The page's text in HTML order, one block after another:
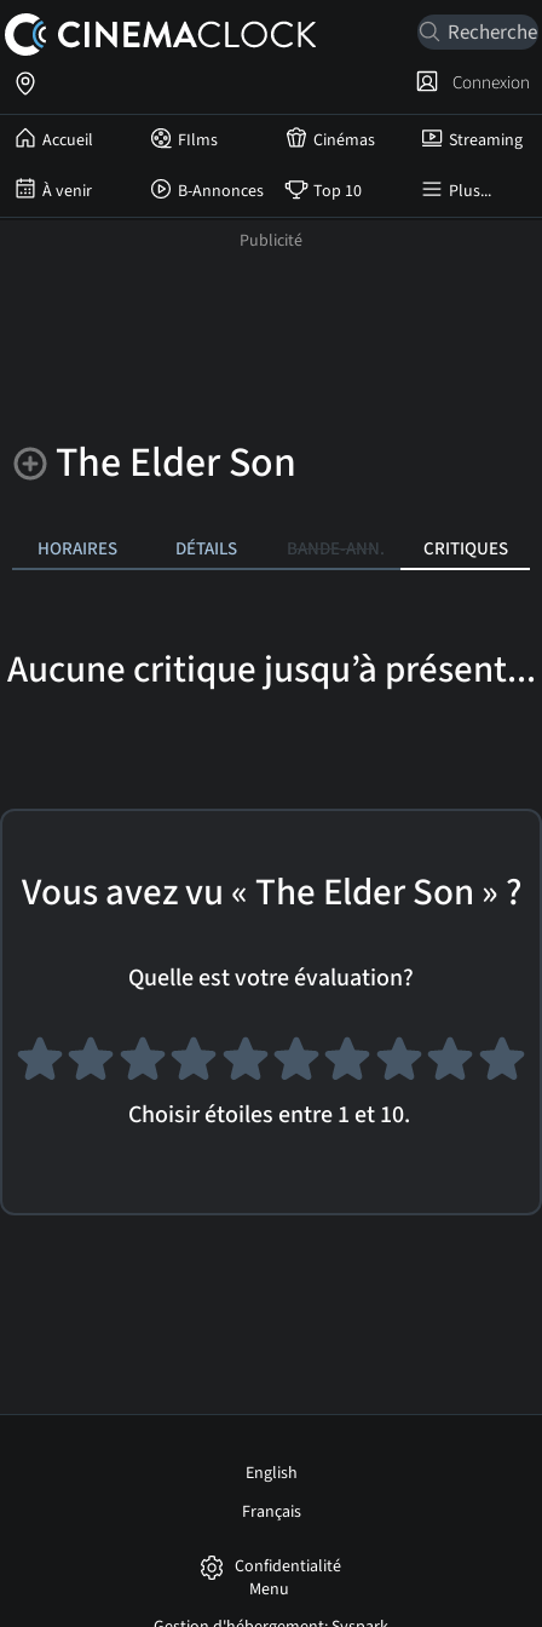
Accueil FIlms Cinémas Streaming
À venir B-Annonces Top 10 Plus...
Connexion
The Elder Son
HORAIRES DÉTAILS BANDE-ANN. CRITIQUES
Aucune critique jusqu’à présent...
Vous avez vu « The Elder Son » ?
Quelle est votre évaluation?
Choisir étoiles entre 1 et 10.
English
Français
Confidentialité
Menu